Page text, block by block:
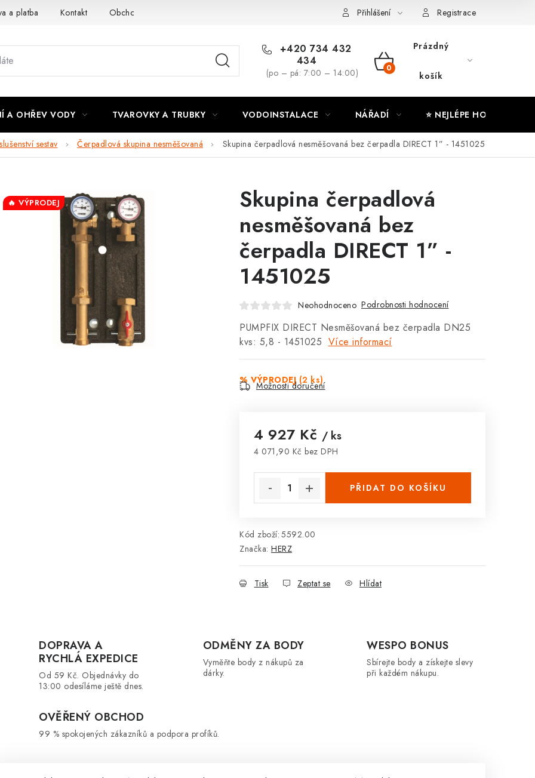
a platba Kontakt Obchodní podmínky Moje objednávka
Přihlášení Registrace
+420 734 432
434
(po – pá: 7:00 – 14:00)
NÁKUPNÍ
Prázdný
košík
A OHŘEV VODY TVAROVKY A TRUBKY VODOINSTALACE NÁŘADÍ ⭐ NEJLÉPE HODNOCENÉ
sestav Čerpadlová skupina nesměšovaná Skupina čerpadlová nesměšovaná bez čerpadla DIRECT 1” - 1451025
Skupina čerpadlová
nesměšovaná bez
čerpadla DIRECT 1” -
1451025
Neohodnoceno Podrobnosti hodnocení
PUMPFIX DIRECT Nesměšovaná bez čerpadla DN25
kvs: 5,8 - 1451025 Více informací
% VÝPRODEJ (2 ks)
Možnosti doručení
4 927 Kč / ks
4 071,90 Kč bez DPH
PŘIDAT DO KOŠÍKU
Kód zboží: 5592.00
Značka: HERZ
Tisk Zeptat se Hlídat
🔥 VÝPRODEJ
DOPRAVA A
RYCHLÁ EXPEDICE
Od 59 Kč. Objednávky do
13:00 odesíláme ještě dnes.
ODMĚNY ZA BODY
Vyměňte body z nákupů za
dárky.
WESPO BONUS
Sbírejte body a získejte slevy
při každém nákupu.
OVĚŘENÝ OBCHOD
99 % spokojených zákazníků a podpora profíků.